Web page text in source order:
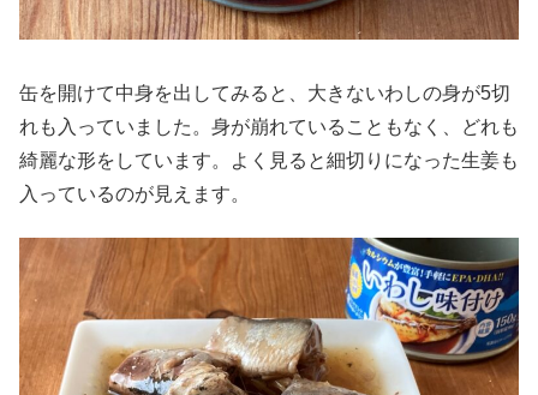
缶を開けて中身を出してみると、大きないわしの身が5切
れも入っていました。身が崩れていることもなく、どれも
綺麗な形をしています。よく見ると細切りになった生姜も
入っているのが見えます。